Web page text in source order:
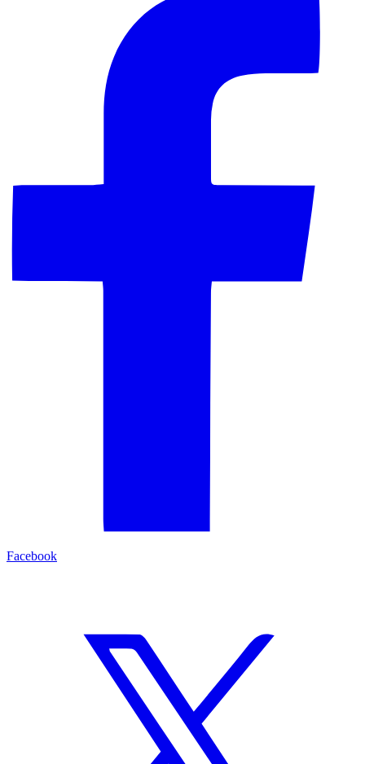
Facebook